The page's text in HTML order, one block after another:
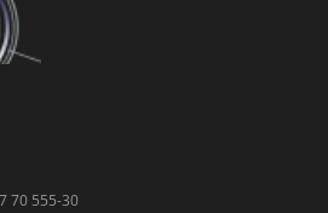
70 555-30